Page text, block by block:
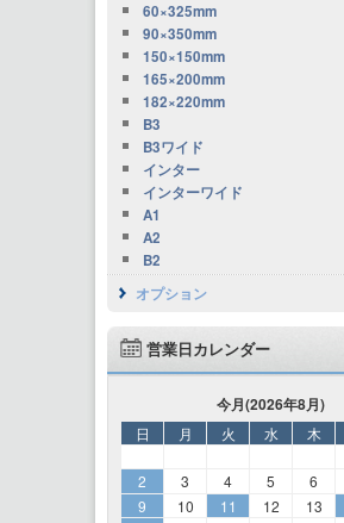
60×325mm
90×350mm
150×150mm
165×200mm
182×220mm
B3
B3ワイド
インター
インターワイド
A1
A2
B2
オプション
営業日カレンダー
今月(2026年8月)
日 月 火 水 木
2
3 4 5 6
9 10 11 12 13